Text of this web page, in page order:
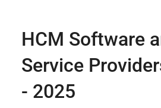
HCM Software
Service
- 2025